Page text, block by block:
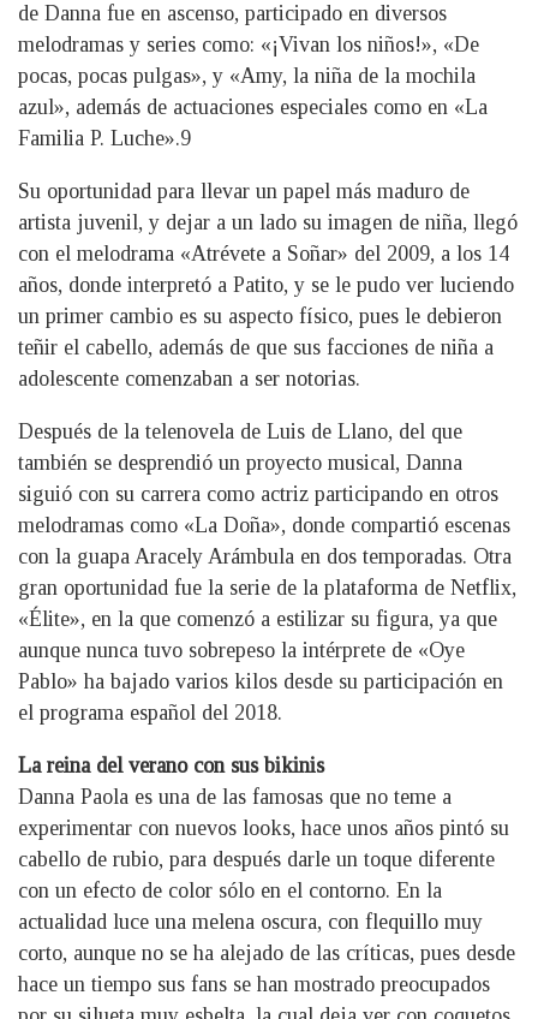
de Danna fue en ascenso, participado en diversos
melodramas y series como: «¡Vivan los niños!», «De
pocas, pocas pulgas», y «Amy, la niña de la mochila
azul», además de actuaciones especiales como en «La
Familia P. Luche».9
Su oportunidad para llevar un papel más maduro de
artista juvenil, y dejar a un lado su imagen de niña, llegó
con el melodrama «Atrévete a Soñar» del 2009, a los 14
años, donde interpretó a Patito, y se le pudo ver luciendo
un primer cambio es su aspecto físico, pues le debieron
teñir el cabello, además de que sus facciones de niña a
adolescente comenzaban a ser notorias.
Después de la telenovela de Luis de Llano, del que
también se desprendió un proyecto musical, Danna
siguió con su carrera como actriz participando en otros
melodramas como «La Doña», donde compartió escenas
con la guapa Aracely Arámbula en dos temporadas. Otra
gran oportunidad fue la serie de la plataforma de Netflix,
«Élite», en la que comenzó a estilizar su figura, ya que
aunque nunca tuvo sobrepeso la intérprete de «Oye
Pablo» ha bajado varios kilos desde su participación en
el programa español del 2018.
La reina del verano con sus bikinis
Danna Paola es una de las famosas que no teme a
experimentar con nuevos looks, hace unos años pintó su
cabello de rubio, para después darle un toque diferente
con un efecto de color sólo en el contorno. En la
actualidad luce una melena oscura, con flequillo muy
corto, aunque no se ha alejado de las críticas, pues desde
hace un tiempo sus fans se han mostrado preocupados